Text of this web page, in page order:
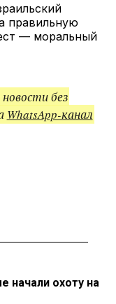
правильную
— моральный
без
WhatsApp-канал
начали охоту на